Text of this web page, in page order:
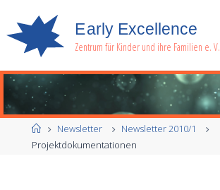
Early Excellence
Zentrum für Kinder und ihre Familien e. V.
StartNewsletter
Newsletter 2010/1
Projektdokumentationen